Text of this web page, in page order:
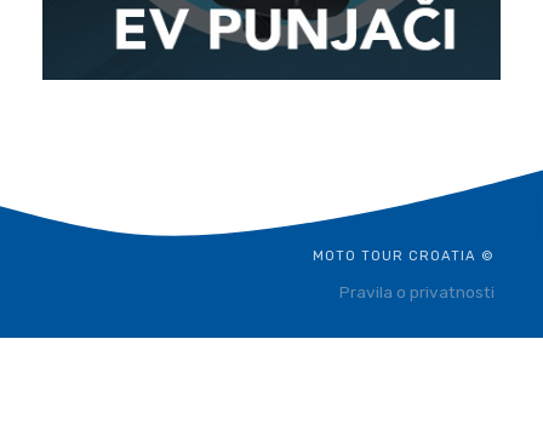
MOTO TOUR CROATIA ©
Pravila o privatnosti